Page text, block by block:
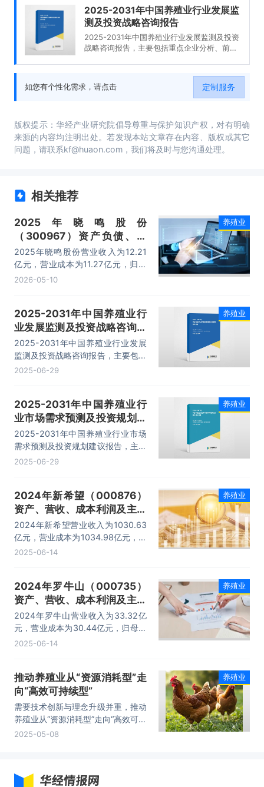
2025-2031年中国养殖业行业发展监
测及投资战略咨询报告
2025-2031年中国养殖业行业发展监测及投资
战略咨询报告，主要包括重点企业分析、前景
如您有个性化需求，请点击
定制服务
版权提示：华经产业研究院倡导尊重与保护知识产权，对有明确
来源的内容均注明出处。若发现本站文章存在内容、版权或其它
问题，请联系kf@huaon.com，我们将及时与您沟通处理。
相关推荐
2025年晓鸣股份
（300967）资产负债、营
收、成本利润及主营产品（鸡
收入、副产品收入）数据统计
2025年晓鸣股份营业收入为12.21
亿元，营业成本为11.27亿元，归母
公司净利润为8471.65万元，总资产
2026-05-10
养殖业
2025-2031年中国养殖业行
业发展监测及投资战略咨询报
告
2025-2031年中国养殖业行业发展
监测及投资战略咨询报告，主要包括
重点企业分析、前景及趋势预测、投
2025-06-29
养殖业
2025-2031年中国养殖业行
业市场需求预测及投资规划建
议报告
2025-2031年中国养殖业行业市场
需求预测及投资规划建议报告，主要
包括行业投资机会与风险防范、面临
2025-06-29
养殖业
2024年新希望（000876）
资产、营收、成本利润及主营
产品（饲料、猪产业）数据统
计
2024年新希望营业收入为1030.63
亿元，营业成本为1034.98亿元，归
母公司净利润为47359.91万元，总
2025-06-14
养殖业
2024年罗牛山（000735）
资产、营收、成本利润及主营
行业（畜牧业、房地产业、农
副食品加工业）数据统计
2024年罗牛山营业收入为33.32亿
元，营业成本为30.44亿元，归母公
司净利润为24175.52万元，总资产
2025-06-14
养殖业
推动养殖业从“资源消耗型”走
向“高效可持续型”
需要技术创新与理念升级并重，推动
养殖业从“资源消耗型”走向“高效可持
续型”，构建更有韧性的粮食安全体
2025-05-08
养殖业